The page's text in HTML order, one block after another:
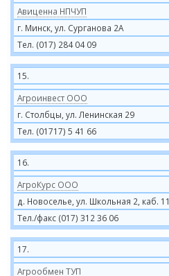
Авиценна НПЧУП
г. Минск, ул. Сурганова 2А
Тел. (017) 284 04 09
15.
Агроинвест ООО
г. Столбцы, ул. Ленинская 29
Тел. (01717) 5 41 66
16.
АгроКурс ООО
д. Новоселье, ул. Школьная 2, каб. 11
Тел./факс (017) 312 36 06
17.
Агрообмен ТУП